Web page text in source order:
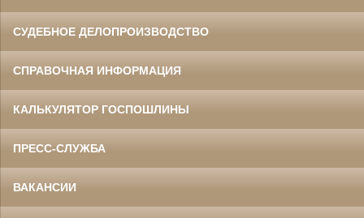
СУДЕБНОЕ ДЕЛОПРОИЗВОДСТВО
СПРАВОЧНАЯ ИНФОРМАЦИЯ
КАЛЬКУЛЯТОР ГОСПОШЛИНЫ
ПРЕСС-СЛУЖБА
ВАКАНСИИ